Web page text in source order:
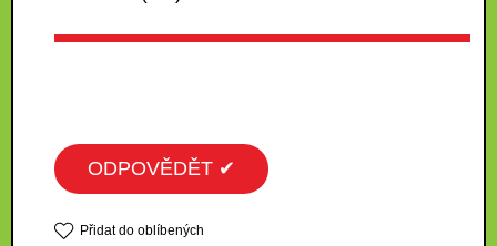
ODPOVĚDĚT ✔
Přidat do oblíbených